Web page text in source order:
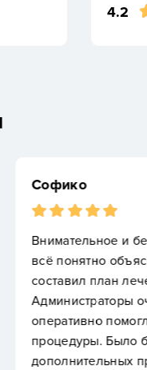
4.2
отношение к
все
рекомендации по
и, несмотря
документы и
если во время
во время осмотра,